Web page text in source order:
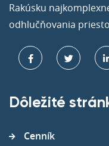
Rakúsku
odhlučňovania
Dôležité
Cenník